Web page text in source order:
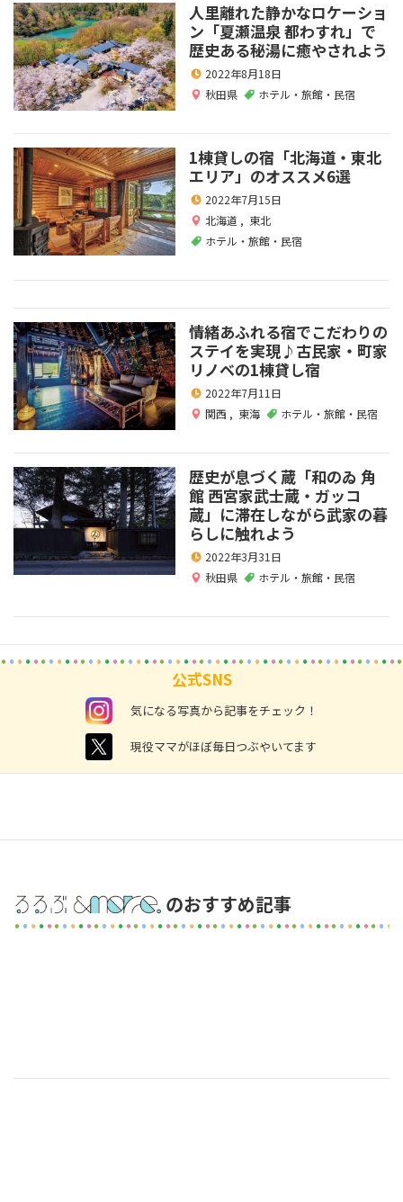
人里離れた静かなロケーショ
ン「夏瀬温泉 都わすれ」で
歴史ある秘湯に癒やされよう
2022年8月18日
秋田県
ホテル・旅館・民宿
1棟貸しの宿「北海道・東北
エリア」のオススメ6選
2022年7月15日
北海道 , 東北
ホテル・旅館・民宿
情緒あふれる宿でこだわりの
ステイを実現♪古民家・町家
リノベの1棟貸し宿
2022年7月11日
関西 , 東海 ホテル・旅館・民宿
歴史が息づく蔵「和のゐ 角
館 西宮家武士蔵・ガッコ
蔵」に滞在しながら武家の暮
らしに触れよう
2022年3月31日
秋田県
ホテル・旅館・民宿
公式SNS
instagram 気になる写真から記事をチェック！
twitter 現役ママがほぼ毎日つぶやいてます
のおすすめ記事